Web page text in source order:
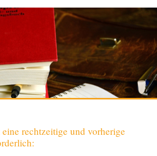
rechtzeitige und vorherige